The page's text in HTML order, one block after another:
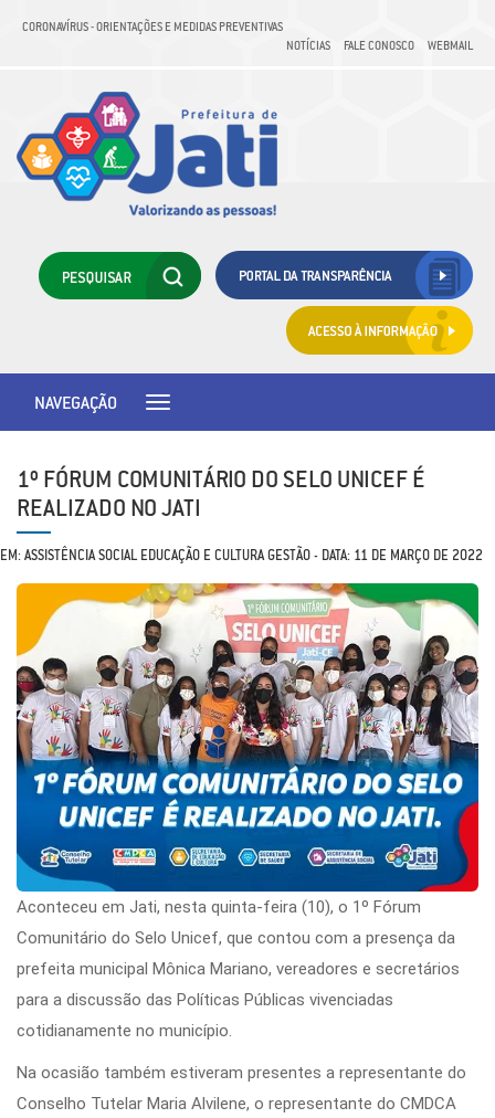
CORONAVÍRUS - ORIENTAÇÕES E MEDIDAS PREVENTIVAS
NOTÍCIAS
FALE CONOSCO WEBMAIL
Toggle
NAVEGAÇÃO
1º FÓRUM COMUNITÁRIO DO SELO UNICEF É
REALIZADO NO JATI
EM: ASSISTÊNCIA SOCIAL EDUCAÇÃO E CULTURA GESTÃO - DATA: 11 DE MARÇO DE 2022
Aconteceu em Jati, nesta quinta-feira (10), o 1º Fórum
Comunitário do Selo Unicef, que contou com a presença da
prefeita municipal Mônica Mariano, vereadores e secretários
para a discussão das Políticas Públicas vivenciadas
cotidianamente no município.
Na ocasião também estiveram presentes a representante do
Conselho Tutelar Maria Alvilene, o representante do CMDCA